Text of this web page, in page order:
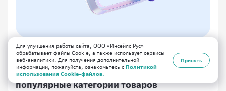
21.07.2026 маркетплейсы
Что продавать на Ozon в 2026 году:
популярные категории товаров
Для улучшения работы сайта, ООО «Инсейлс Рус»
обрабатывает файлы Cookie, а также использует сервисы
веб-аналитики. Для получения дополнительной
информации, пожалуйста, ознакомьтесь с Политикой
использования Cookie-файлов.
Принять